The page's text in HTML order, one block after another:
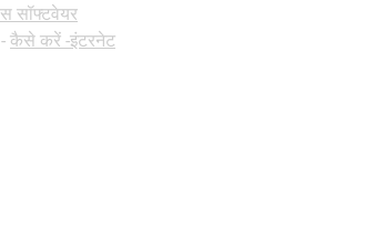
सॉफ्टवेयर
- कैसे करें -इंटरनेट